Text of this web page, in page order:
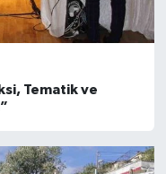
Tematik ve